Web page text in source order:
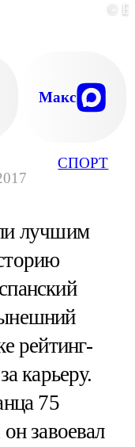
СПОРТ
©
Макс
лучшим
рейтинг-
карьеру.
75
завоевал